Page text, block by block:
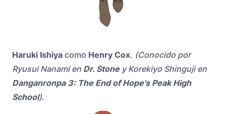
Haruki Ishiya como Henry Cox. (Conocido por
Ryusui Nanami en Dr. Stoney Korekiyo Shinguji en
Danganronpa 3: The End of Hope's Peak High
School).